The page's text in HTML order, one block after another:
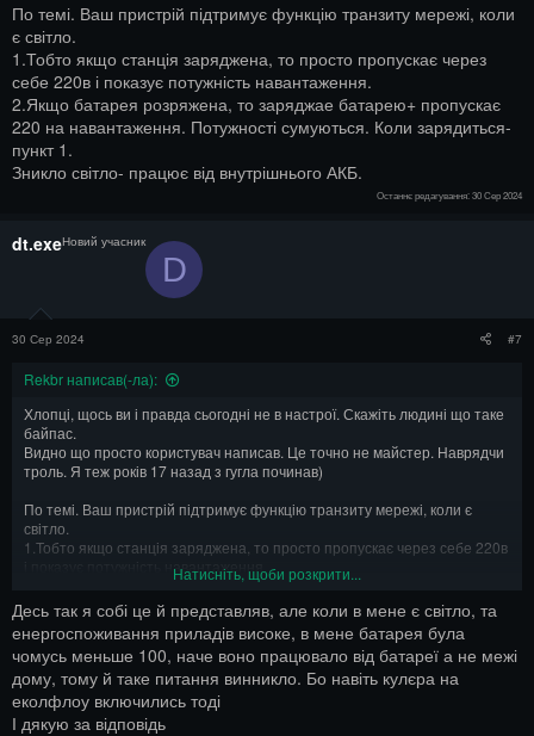
По темі. Ваш пристрій підтримує функцію транзиту мережі, коли
є світло.
1.Тобто якщо станція заряджена, то просто пропускає через
себе 220в і показує потужність навантаження.
2.Якщо батарея розряжена, то заряджае батарею+ пропускає
220 на навантаження. Потужності сумуються. Коли зарядиться-
пункт 1.
Зникло світло- працює від внутрішнього АКБ.
Останнє редагування:30 Сер 2024
dt.exeНовий учасник
D
30 Сер 2024 #7
Rekbr написав(-ла):
Хлопці, щось ви і правда сьогодні не в настрої. Скажіть людині що таке
байпас.
Видно що просто користувач написав. Це точно не майстер. Наврядчи
троль. Я теж років 17 назад з гугла починав)
По темі. Ваш пристрій підтримує функцію транзиту мережі, коли є
світло.
1.Тобто якщо станція заряджена, то просто пропускає через себе 220в
і показує потужність навантаження.
2.Якщо батарея розряжена, то заряджае батарею+ пропускає 220 на
навантаження. Потужності сумуються. Коли зарядиться- пункт 1.
Зникло світло- працює від внутрішнього АКБ.
Натисніть, щоби розкрити...
Десь так я собі це й представляв, але коли в мене є світло, та
енергоспоживання приладів високе, в мене батарея була
чомусь меньше 100, наче воно працювало від батареї а не межі
дому, тому й таке питання винникло. Бо навіть кулєра на
еколфлоу включились тоді
І дякую за відповідь